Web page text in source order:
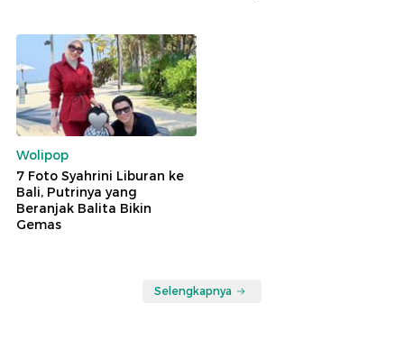
Wolipop
7 Foto Syahrini Liburan ke
Bali, Putrinya yang
Beranjak Balita Bikin
Gemas
Selengkapnya